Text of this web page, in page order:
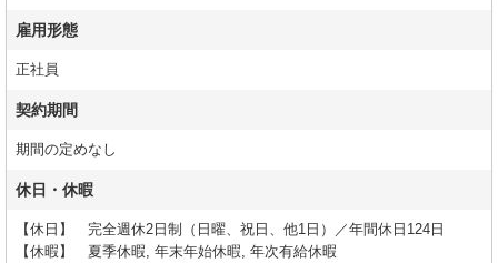
雇用形態
正社員
契約期間
期間の定めなし
休日・休暇
【休日】 完全週休2日制（日曜、祝日、他1日）／年間休日124日
【休暇】 夏季休暇, 年末年始休暇, 年次有給休暇